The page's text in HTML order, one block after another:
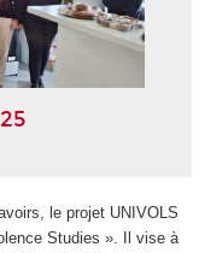
le projet UNIVOLS
Studies ». Il vise à